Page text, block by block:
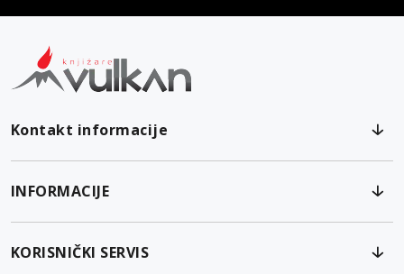
Kontakt informacije
INFORMACIJE
KORISNIČKI SERVIS